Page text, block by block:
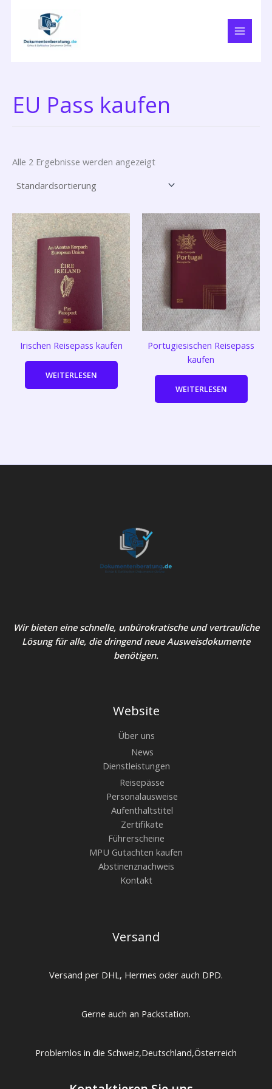
EU Pass kaufen
Alle 2 Ergebnisse werden angezeigt
Irischen Reisepass kaufen
WEITERLESEN
Portugiesischen Reisepass
kaufen
WEITERLESEN
Wir bieten eine schnelle, unbürokratische und vertrauliche
Lösung für alle, die dringend neue Ausweisdokumente
benötigen.
Website
Über uns
News
Dienstleistungen
Reisepässe
Personalausweise
Aufenthaltstitel
Zertifikate
Führerscheine
MPU Gutachten kaufen
Abstinenznachweis
Kontakt
Versand
Versand per DHL, Hermes oder auch DPD.
Gerne auch an Packstation.
Problemlos in die Schweiz,Deutschland,Österreich